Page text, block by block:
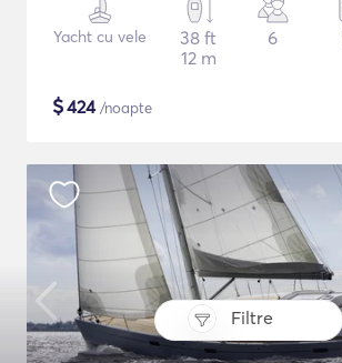
Filtre
Yacht cu vele
38 ft
12 m
6
$424/noapte